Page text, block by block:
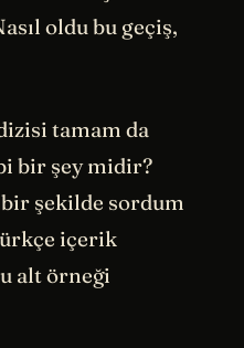
oldu bu geçiş,
tamam da
bir şey midir?
şekilde sordum
içerik
alt örneği